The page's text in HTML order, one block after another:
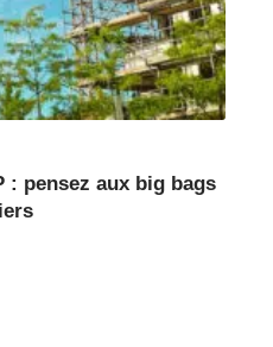
: pensez aux big bags